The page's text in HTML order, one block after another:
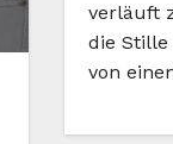
verläuft
die Stille
von